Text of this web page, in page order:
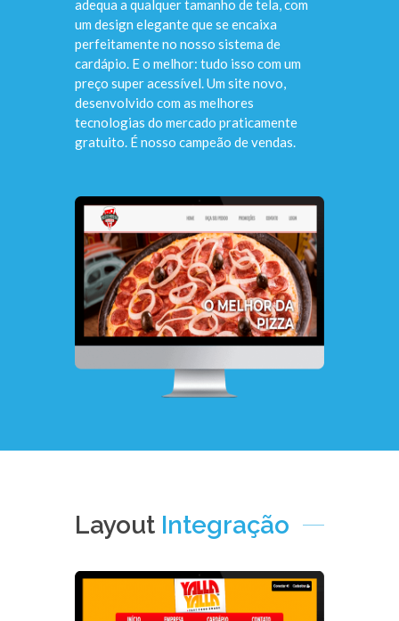
adequa a qualquer tamanho de tela, com
um design elegante que se encaixa
perfeitamente no nosso sistema de
cardápio. E o melhor: tudo isso com um
preço super acessível. Um site novo,
desenvolvido com as melhores
tecnologias do mercado praticamente
gratuito. É nosso campeão de vendas.
Layout Integração